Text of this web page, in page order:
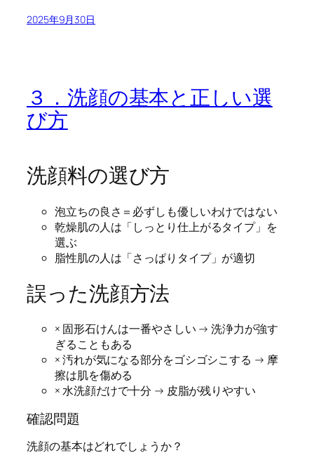
2025年9月30日
３．洗顔の基本と正しい選
び方
洗顔料の選び方
泡立ちの良さ＝必ずしも優しいわけではない
乾燥肌の人は「しっとり仕上がるタイプ」を
選ぶ
脂性肌の人は「さっぱりタイプ」が適切
誤った洗顔方法
× 固形石けんは一番やさしい → 洗浄力が強す
ぎることもある
× 汚れが気になる部分をゴシゴシこする → 摩
擦は肌を傷める
× 水洗顔だけで十分 → 皮脂が残りやすい
確認問題
洗顔の基本はどれでしょうか？